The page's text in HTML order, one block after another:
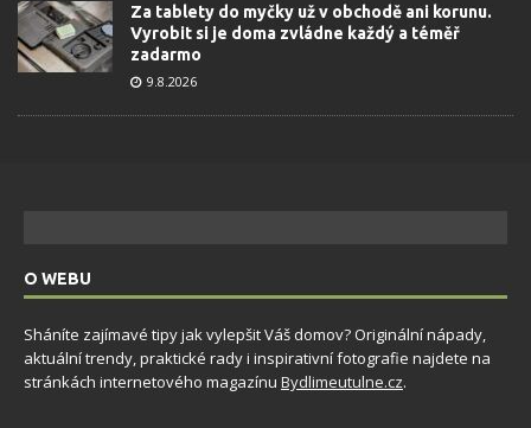
Za tablety do myčky už v obchodě ani korunu.
Vyrobit si je doma zvládne každý a téměř
zadarmo
9.8.2026
O WEBU
Sháníte zajímavé tipy jak vylepšit Váš domov? Originální nápady,
aktuální trendy, praktické rady i inspirativní fotografie najdete na
stránkách internetového magazínu Bydlimeutulne.cz.